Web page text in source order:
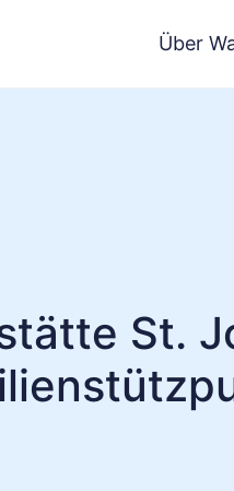
Über
St.